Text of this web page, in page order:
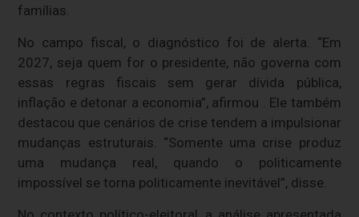
famílias.
No campo fiscal, o diagnóstico foi de alerta. “Em
2027, seja quem for o presidente, não governa com
essas regras fiscais sem gerar dívida pública,
inflação e detonar a economia”, afirmou . Ele também
destacou que cenários de crise tendem a impulsionar
mudanças estruturais. “Somente uma crise produz
uma mudança real, quando o politicamente
impossível se torna politicamente inevitável”, disse.